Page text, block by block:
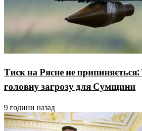
Тиск на Рясне не
головну загрозу для Сумщини
9 години назад